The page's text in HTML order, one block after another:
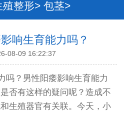
殖整形>包茎>
响生育能力吗？
08-09 16:22:37
吗？男性阳痿影响生育能力
否有这样的疑问呢？造成不
生殖器官有关联。今天，小